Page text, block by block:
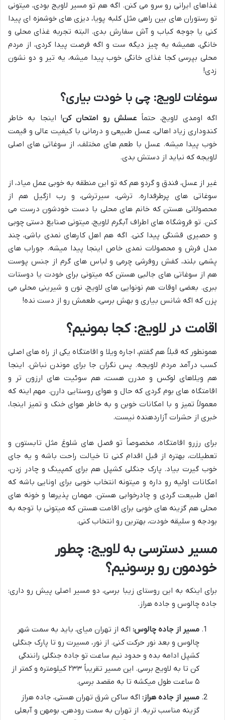
غذاهای ایرانی رو سرو می کنن. اگه هم تو مسیر لاویج بودی، میتونی
تو رستوران های بین راهی مثل کلبه پویا، دیزی های خوشمزه ای پیدا
کنی یا جوجه کباب و آش سفارش بدی. البته تجربه غذای محلی و
خانگی، همیشه یه چیز دیگه ست و اگه فرصت پیدا کردی، از مردم
محلی بپرسی کجا غذای خانگی خوب پیدا میشه، یه تیر و دو نشون
زدی!
سوغات لاویج: چی با خودت بیاری؟
اگه اومدی لاویج، حتماًعسلش رو امتحان کن! اینجا به خاطر
کندوداری زیاد اهالی، عسل طبیعی و درمانی با کیفیت عالی و قیمت
خوب پیدا میشه. عسل با طعم های مختلف، از سوغاتی های اصلی
لاویجه که نباید از دستش بدی.
غیر از عسل، فندق و گردو هم که تو این منطقه به خوبی عمل میاد، از
سوغاتی های پرطرفداره. ترشی، سیرترشی، و رب ازگیل هم از
محصولاتی هستن که خانم های محلی با دست خودشون درست می
کنن. تو فروشگاه های اطراف آبگرم لاویج، میتونی صنایع دستی چوبی
و حصیری قشنگی پیدا کنی. اگه هم اهل کارهای نمدی باشی، چند
مدل فرش و محصولات نمدی خاص اینجا پیدا میشه. جوراب های
پشمی بلند، کفش روفرشی چرمی و لباس های گرم از جنس پوست
هم از سوغاتی های جالبی هستن که میتونی برای خودت یا دوستات
ببری. بعضی اوقات هم نونوایی های لاویج، نون و شیرینی محلی می
پزن که اگه شانس بیاری و بهش برسی، طعمش رو از دست نده!
اقامت در لاویج: کجا بمونیم؟
همونطور که قبلاً هم گفتم، اجاره ویلا و اقامتگاه یکی از راه های اصلی
کسب درآمد مردم لاویجه. پس نگران جا برای موندن نباش. اینجا
هم ویلاهای لوکس و مدرن هست، هم سوئیت های ارزون تر و
اقامتگاه های بوم گردی که حال و هوای روستایی دارن. مهم اینه که
معمولاً تمیز و با امکانات خوبن و به خاطر هوای خنک و تمیز اینجا،
خبری از حشرات آزاردهنده نیست.
برای رزرو اقامتگاه، مخصوصاً تو فصل های شلوغ مثل تابستون و
تعطیلات، بهتره از قبل اقدام کنی تا خیالت راحت باشه و یه جای
خوب گیرت بیاد. پارک جنگلی کشپل هم برای کمپینگ و چادر زدن،
امکانات اولیه رو داره و میتونه انتخاب خوبی برای اونایی باشه که
اهل طبیعت گردی و چادرخوابی هستن. مهمان پذیرها و خونه های
محلی هم گزینه های خوبی برای اقامت هستن که میتونی با توجه به
بودجه و سلیقه خودت، بهترین رو انتخاب کنی.
مسیر دسترسی به لاویج: چطور
خودمون رو برسونیم؟
برای اینکه به این روستای زیبا برسی، دو مسیر اصلی پیش رو داری:
جاده چالوس و جاده هراز.
مسیر از جاده چالوس: اگه از تهران میای، باید به سمت شهر
چالوس و بعد نور حرکت کنی. از نور، مسیرت رو تا پارک جنگلی
کشپل ادامه بده و حدود نیم ساعت تو جاده جنگلی رانندگی
کن تا به لاویج برسی. این مسیر تقریباً ۲۳۳ کیلومتره و کمتر از
۵ ساعت طول میکشه تا به مقصد برسی.
مسیر از جاده هراز: اگه ساکن شرق تهران هستی، جاده هراز
گزینه مناسب تریه. از تهران به سمت رودهن، بومهن و آبعلی